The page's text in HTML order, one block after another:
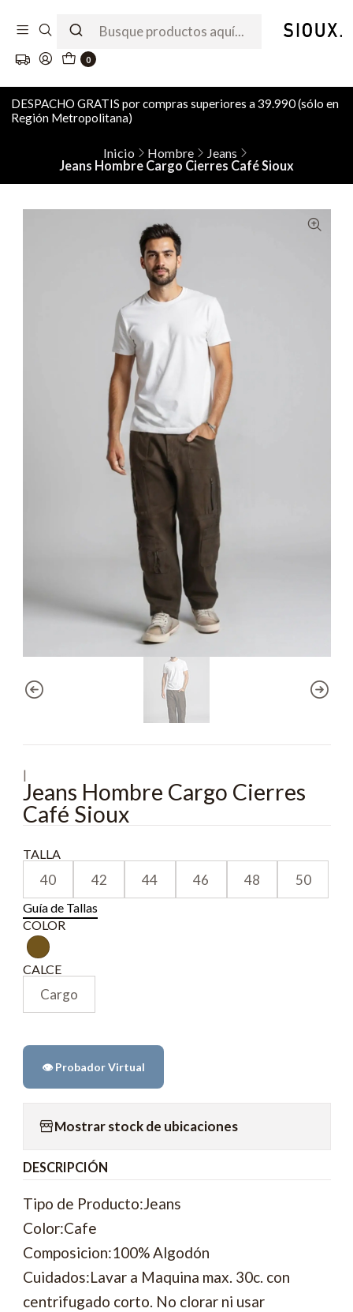
0
DESPACHO GRATIS por compras superiores a 39.990 (sólo en
Región Metropolitana)
Inicio Hombre
Jeans
Jeans Hombre Cargo Cierres Café Sioux
|
Jeans Hombre Cargo Cierres
Café Sioux
TALLA
40 42 44 46 48 50
Guía de Tallas
COLOR
CALCE
Cargo
👁️ Probador Virtual
Mostrar stock de ubicaciones
DESCRIPCIÓN
Tipo de Producto:Jeans
Color:Cafe
Composicion:100% Algodón
Cuidados:Lavar a Maquina max. 30c. con
centrifugado corto. No clorar ni usar